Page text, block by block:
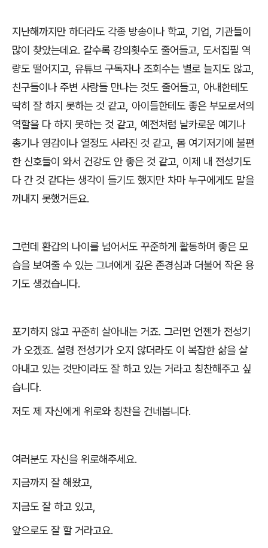
지난해까지만 하더라도 각종 방송이나 학교 기업 기관들이
많이 찾았는데요. 갈수록 강의횟수도 줄어들고 도서집필 역
량도 떨어지고 유튜브 구독자나 조회수는 별로 늘지도 않고
친구들이나 주변 사람들 만나는 것도 줄어들고 아내한테도
딱히 잘 하지 못하는 것 같고 아이들한테도 좋은 부모로서의
역할을 다 하지 못하는 것 같고 예전처럼 날카로운 예기나
총기나 영감이나 열정도 사라진 것 같고 몸 여기저기에 불편
한 신호들이 와서 건강도 안 좋은 것 같고 이제 내 전성기도
다 간 것 같다는 생각이 들기도 했지만 차마 누구에게도 말을
꺼내지 못했거든요.
그런데 환갑의 나이를 넘어서도 꾸준하게 활동하며 좋은 모
습을 보여줄 수 있는 그녀에게 깊은 존경심과 더불어 작은 용
기도 생겼습니다.
포기하지 않고 꾸준히 살아내는 거죠. 그러면 언젠가 전성기
가 오겠죠. 설령 전성기가 오지 않더라도 이 복잡한 삶을 살
아내고 있는 것만이라도 잘 하고 있는 거라고 칭찬해주고 싶
습니다.
저도 제 자신에게 위로와 칭찬을 건네봅니다.
여러분도 자신을 위로해주세요.
지금까지 잘 해왔고,
지금도 잘 하고 있고,
앞으로도 잘 할 거라고요.